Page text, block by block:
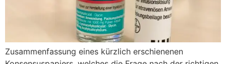
Zusammenfassung eines kürzlich erschienenen